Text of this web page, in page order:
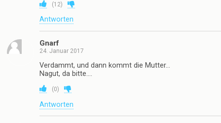
(12)
Antworten
Gnarf
24. Januar 2017
Verdammt, und dann kommt die Mutter…
Nagut, da bitte….
(0)
Antworten